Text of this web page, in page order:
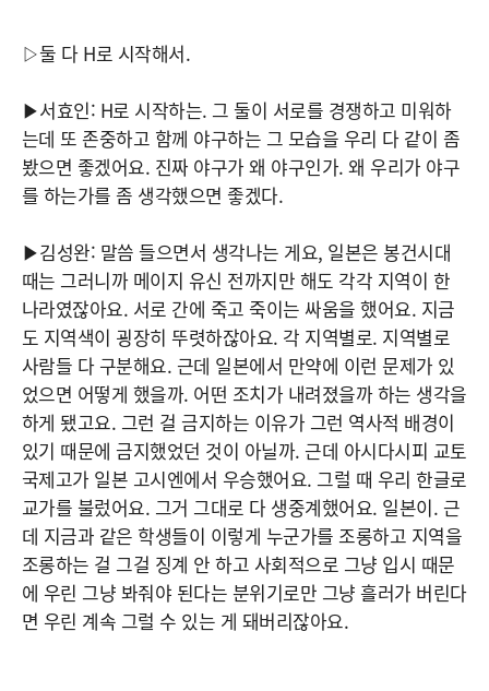
▷둘 다 H로 시작해서.
▶서효인: H로 시작하는. 그 둘이 서로를 경쟁하고 미워하
는데 또 존중하고 함께 야구하는 그 모습을 우리 다 같이 좀
봤으면 좋겠어요. 진짜 야구가 왜 야구인가. 왜 우리가 야구
를 하는가를 좀 생각했으면 좋겠다.
▶김성완: 말씀 들으면서 생각나는 게요, 일본은 봉건시대
때는 그러니까 메이지 유신 전까지만 해도 각각 지역이 한
나라였잖아요. 서로 간에 죽고 죽이는 싸움을 했어요. 지금
도 지역색이 굉장히 뚜렷하잖아요. 각 지역별로. 지역별로
사람들 다 구분해요. 근데 일본에서 만약에 이런 문제가 있
었으면 어떻게 했을까. 어떤 조치가 내려졌을까 하는 생각을
하게 됐고요. 그런 걸 금지하는 이유가 그런 역사적 배경이
있기 때문에 금지했었던 것이 아닐까. 근데 아시다시피 교토
국제고가 일본 고시엔에서 우승했어요. 그럴 때 우리 한글로
교가를 불렀어요. 그거 그대로 다 생중계했어요. 일본이. 근
데 지금과 같은 학생들이 이렇게 누군가를 조롱하고 지역을
조롱하는 걸 그걸 징계 안 하고 사회적으로 그냥 입시 때문
에 우린 그냥 봐줘야 된다는 분위기로만 그냥 흘러가 버린다
면 우린 계속 그럴 수 있는 게 돼버리잖아요.